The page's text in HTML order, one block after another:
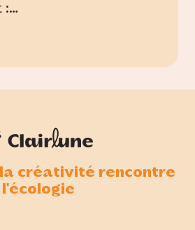
:…
la créativité rencontre
l'écologie